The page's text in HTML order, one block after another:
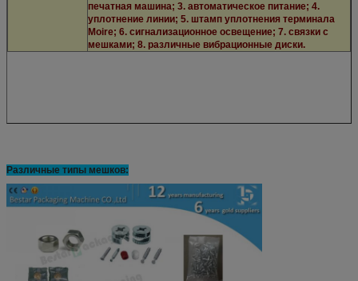
печатная машина; 3. автоматическое питание; 4.
уплотнение линии; 5. штамп уплотнения терминала
Moire; 6. сигнализационное освещение; 7. связки с
мешками; 8. различные вибрационные диски.
Различные типы мешков: